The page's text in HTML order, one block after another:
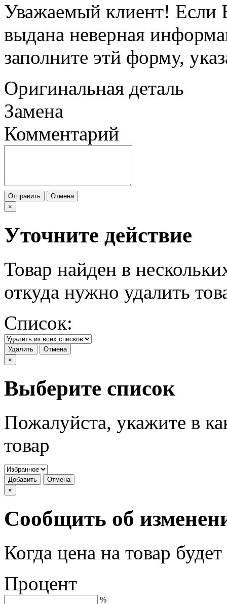
Уважаемый клиент! Если
выдана неверная
заполните этй форму,
Оригинальная деталь
Замена
Комментарий
Отправить
Отмена
×
Уточните действие
Товар найден в
откуда нужно удалить
Список:
Удалить
Отмена
×
Выберите список
Пожалуйста, укажите в
товар
Добавить
Отмена
×
Сообщить об
Когда цена на товар
Процент
%